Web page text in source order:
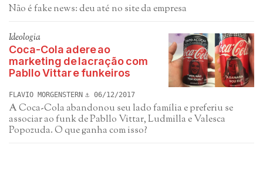
Não é fake news: deu até no site da empresa
Ideologia
Coca-Cola adere ao
marketing de lacração com
Pabllo Vittar e funkeiros
FLAVIO MORGENSTERN 06/12/2017
A Coca-Cola abandonou seu lado família e preferiu se
associar ao funk de Pabllo Vittar, Ludmilla e Valesca
Popozuda. O que ganha com isso?